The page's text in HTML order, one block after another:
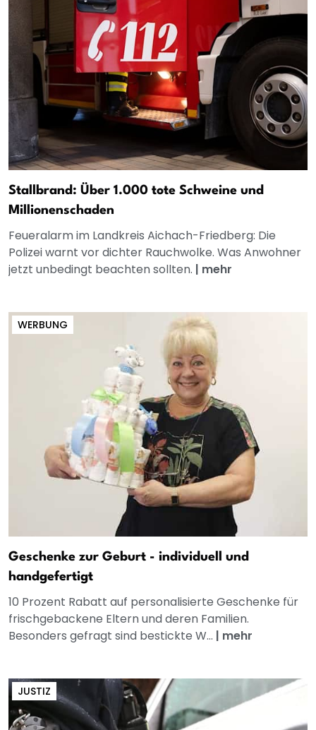
Stallbrand: Über 1.000 tote Schweine und
Millionenschaden
Feueralarm im Landkreis Aichach-Friedberg: Die
Polizei warnt vor dichter Rauchwolke. Was Anwohner
jetzt unbedingt beachten sollten. | mehr
WERBUNG
Geschenke zur Geburt - individuell und
handgefertigt
10 Prozent Rabatt auf personalisierte Geschenke für
frischgebackene Eltern und deren Familien.
Besonders gefragt sind bestickte W... | mehr
JUSTIZ